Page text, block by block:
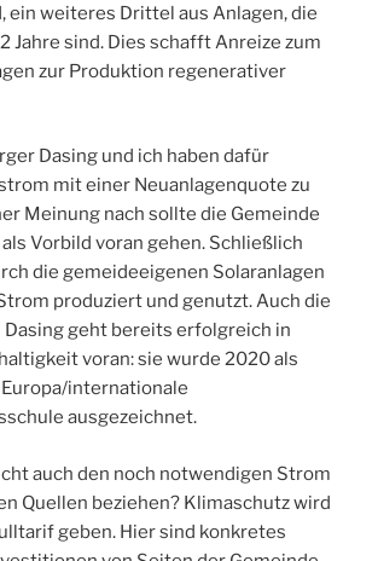
ein weiteres Drittel aus Anlagen, die
Jahre sind. Dies schafft Anreize zum
zur Produktion regenerativer
Dasing und ich haben dafür
mit einer Neuanlagenquote zu
Meinung nach sollte die Gemeinde
Vorbild voran gehen. Schließlich
die gemeideeigenen Solaranlagen
produziert und genutzt. Auch die
geht bereits erfolgreich in
voran: sie wurde 2020 als
internationale
ausgezeichnet.
auch den noch notwendigen Strom
Quellen beziehen? Klimaschutz wird
geben. Hier sind konkretes